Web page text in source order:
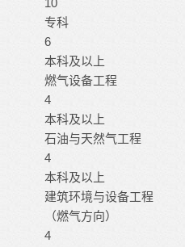
10
专科
6
本科及以上
燃气设备工程
4
本科及以上
石油与天然气工程
4
本科及以上
建筑环境与设备工程
（燃气方向）
4